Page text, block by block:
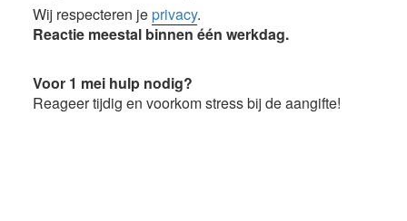
Wij respecteren jeprivacy.
Reactie meestal binnen één werkdag.
Voor 1 mei hulp nodig?
Reageer tijdig en voorkom stress bij de aangifte!